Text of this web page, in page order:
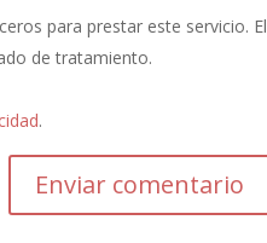
para prestar este servicio. El
de tratamiento.
.